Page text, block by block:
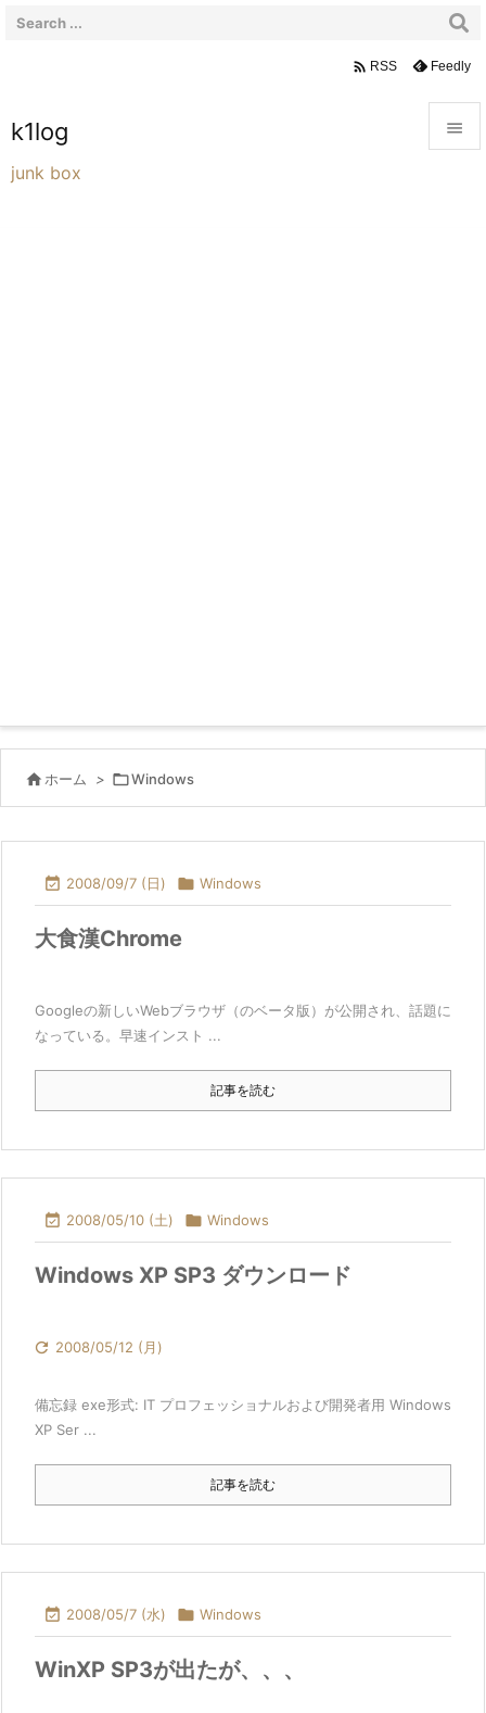
k1log
junk box

 RSS Feedly
 ホーム > Windows
 2008/09/7 (日)  Windows
大食漢Chrome
Googleの新しいWebブラウザ（のベータ版）が公開され、話題に
なっている。早速インスト ...
記事を読む
 2008/05/10 (土)  Windows
Windows XP SP3 ダウンロード
 2008/05/12 (月)
備忘録 exe形式: IT プロフェッショナルおよび開発者用 Windows
XP Ser ...
記事を読む
 2008/05/7 (水)  Windows
WinXP SP3が出たが、、、